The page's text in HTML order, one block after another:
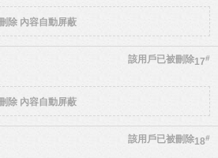
除 內容自動屏蔽
17#
該用戶已被刪除
除 內容自動屏蔽
18#
該用戶已被刪除